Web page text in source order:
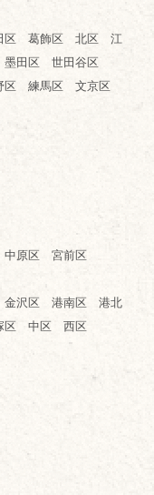
区 葛飾区 北区 江
田区 世田谷区
区 練馬区 文京区
原区 宮前区
沢区 港南区 港北
区 中区 西区